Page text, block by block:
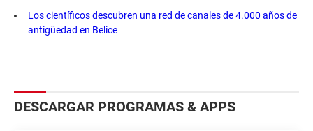
Los científicos descubren una red de canales de 4.000 años de
antigüedad en Belice
DESCARGAR PROGRAMAS & APPS